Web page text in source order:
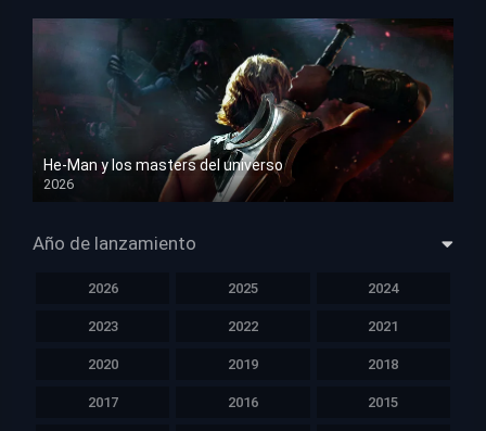
He-Man y los masters del universo
2026
HD 1080p
Año de lanzamiento
2026 2025 2024
2023 2022 2021
2020 2019 2018
2017 2016 2015